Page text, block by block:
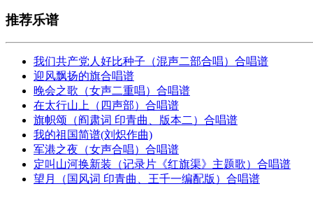
推荐乐谱
我们共产党人好比种子（混声二部合唱）合唱谱
迎风飘扬的旗合唱谱
晚会之歌（女声二重唱）合唱谱
在太行山上（四声部）合唱谱
旗帜颂（阎肃词 印青曲、版本二）合唱谱
我的祖国简谱(刘炽作曲)
军港之夜（女声合唱）合唱谱
定叫山河换新装（记录片《红旗渠》主题歌）合唱谱
望月（国风词 印青曲、王千一编配版）合唱谱